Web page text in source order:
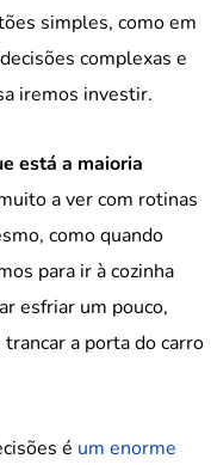
simples, como em
complexas e
iremos investir.
está a maioria
a ver com rotinas
como quando
para ir à cozinha
esfriar um pouco,
a porta do carro
é um enorme